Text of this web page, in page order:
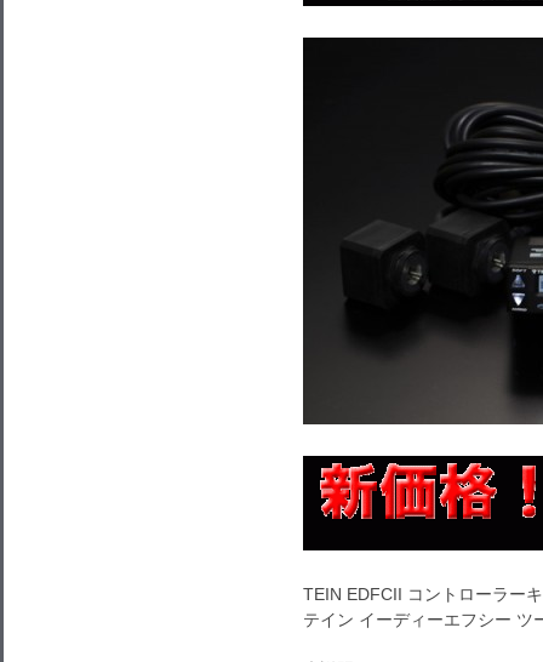
TEIN EDFCII コントローラー
テイン イーディーエフシー